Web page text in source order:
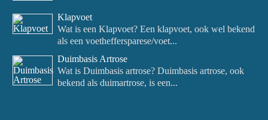
Klapvoet
Wat is een Klapvoet? Een klapvoet, ook wel bekend
als een voetheffersparese/voet...
Duimbasis Artrose
Wat is Duimbasis artrose? Duimbasis artrose, ook
bekend als duimartrose, is een...